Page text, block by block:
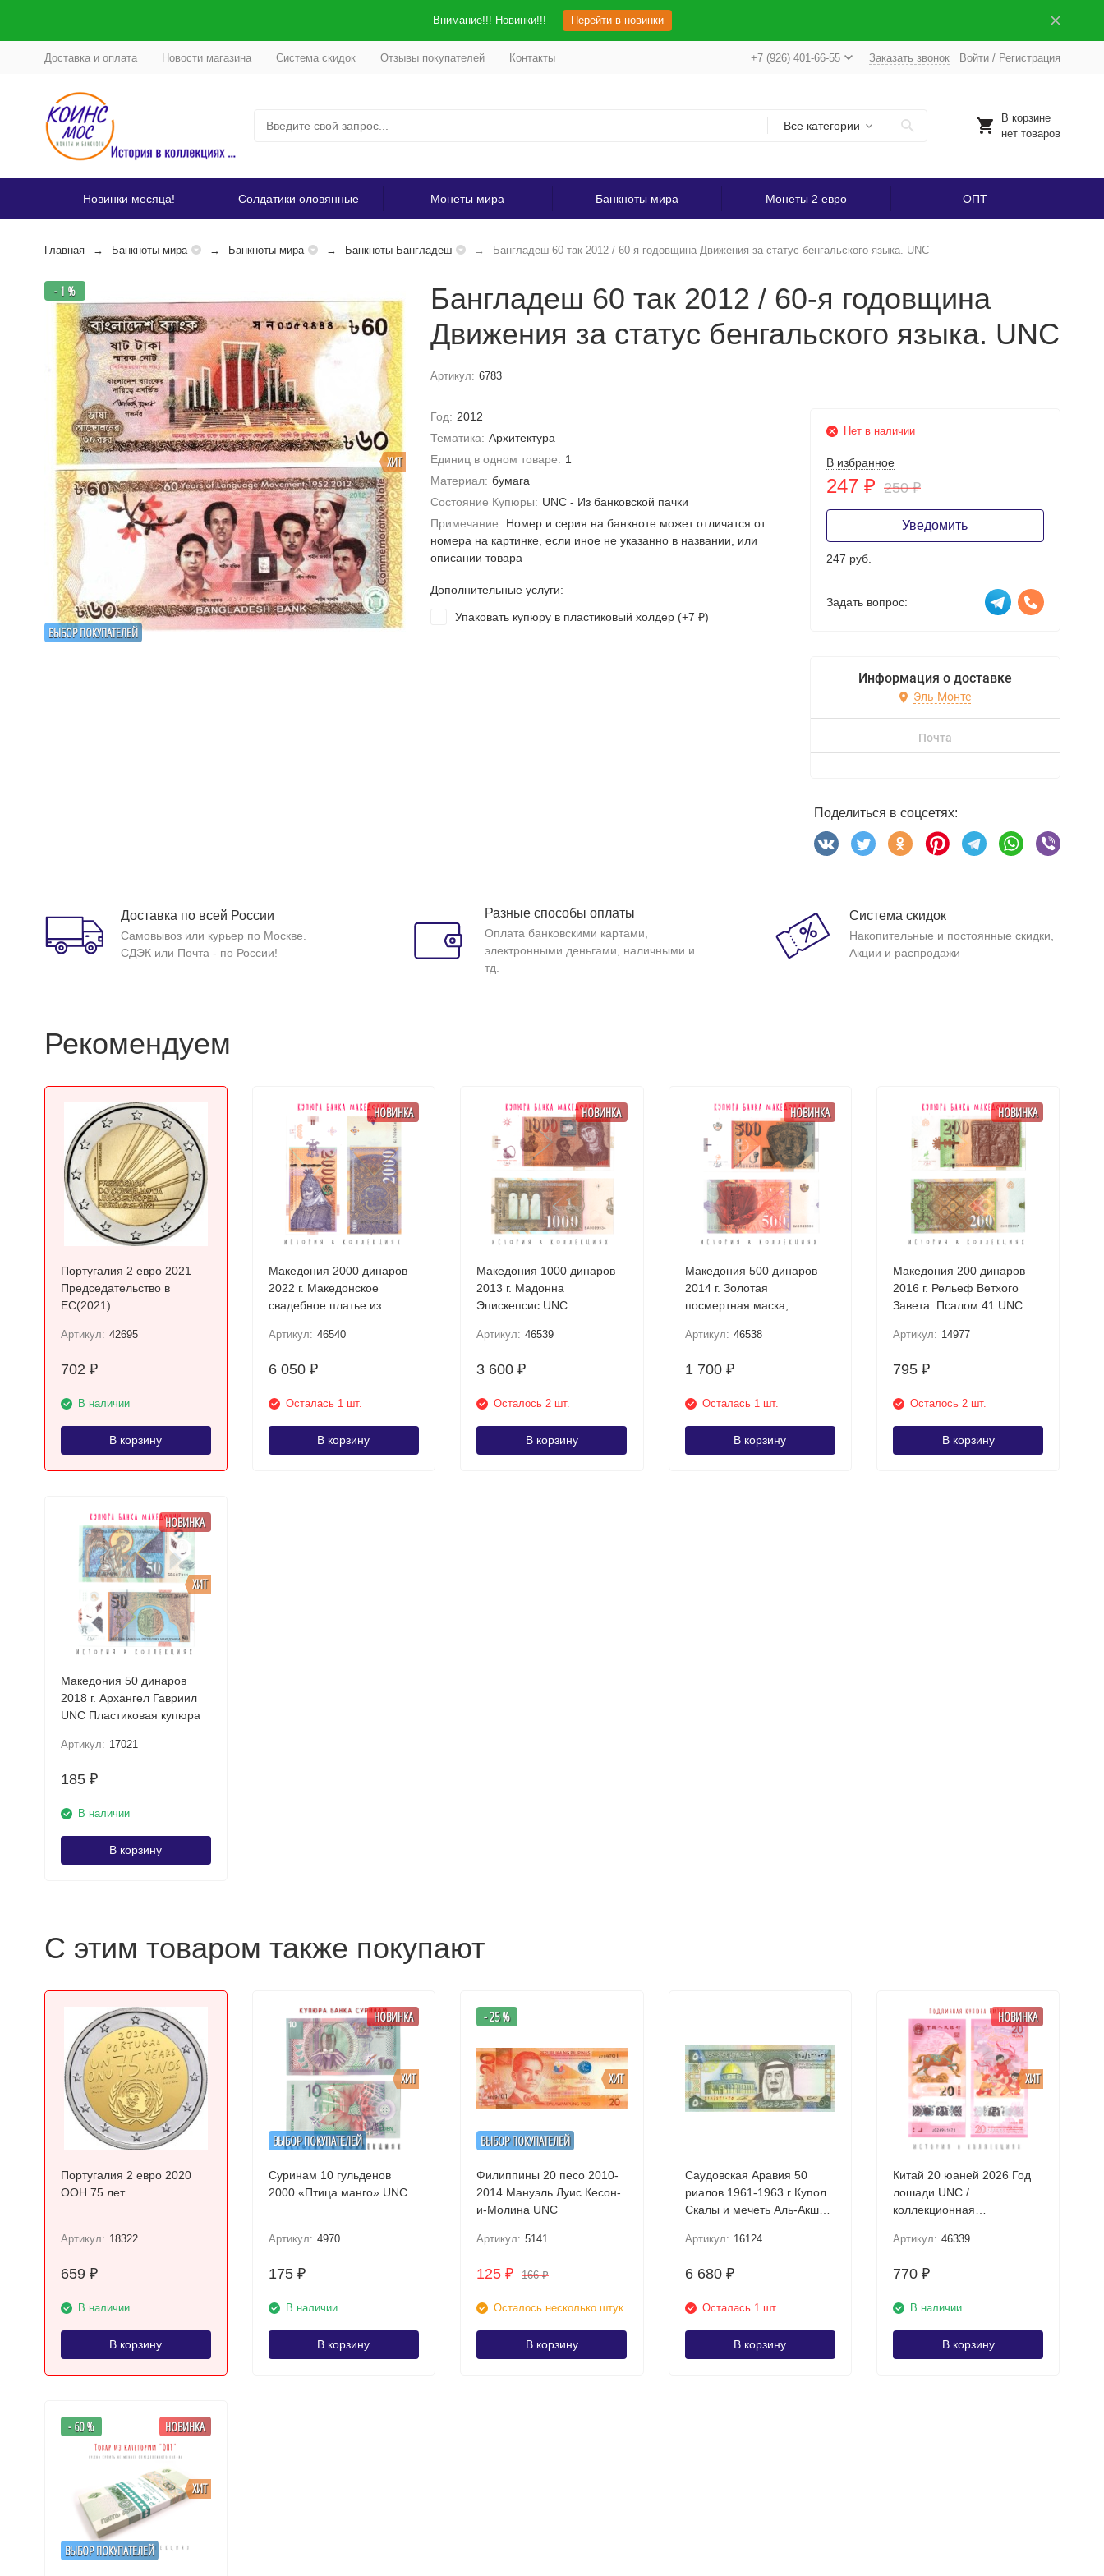
Внимание!!! Новинки!!! Перейти в новинки
Доставка и оплата Новости магазина Система скидок Отзывы покупателей Контакты +7 (926) 401-66-55 Заказать звонок Войти/ Регистрация
Все категории
В корзине
нет товаров
Новинки месяца! Солдатики оловянные Монеты мира Банкноты мира Монеты 2 евро ОПТ
Главная Банкноты мира Банкноты мира Банкноты Бангладеш Бангладеш 60 так 2012 / 60-я годовщина Движения за статус бенгальского языка. UNC
ВЫБОР ПОКУПАТЕЛЕЙ
ХИТ
- 1 %
Бангладеш 60 так 2012 / 60-я годовщина
Движения за статус бенгальского языка. UNC
Артикул: 6783
Год: 2012
Тематика: Архитектура
Единиц в одном товаре: 1
Материал: бумага
Состояние Купюры: UNC - Из банковской пачки
Примечание: Номер и серия на банкноте может отличатся от
номера на картинке, если иное не указанно в названии, или
описании товара
Дополнительные услуги:
Упаковать купюру в пластиковый холдер (+7 ₽)
Нет в наличии
В избранное
247 ₽ 250₽
Уведомить
247 руб.
Задать вопрос:
Информация о доставке
Эль-Монте
Почта
Поделиться в соцсетях:
Доставка по всей России
Самовывоз или курьер по Москве.
СДЭК или Почта - по России!
Разные способы оплаты
Оплата банковскими картами,
электронными деньгами, наличными и
тд.
Система скидок
Накопительные и постоянные скидки,
Акции и распродажи
Рекомендуем
Португалия 2 евро 2021
Председательство в
ЕС(2021)
Артикул: 42695
702 ₽
В наличии
В корзину
НОВИНКА
Македония 2000 динаров
2022 г. Македонское
свадебное платье из
Артикул: 46540
6 050 ₽
Осталась 1 шт.
В корзину
НОВИНКА
Македония 1000 динаров
2013 г. Мадонна
Эпискепсис UNC
Артикул: 46539
3 600₽
Осталось 2 шт.
В корзину
НОВИНКА
Македония 500 динаров
2014 г. Золотая
посмертная маска,
Артикул: 46538
1 700 ₽
Осталась 1 шт.
В корзину
НОВИНКА
Македония 200 динаров
2016 г. Рельеф Ветхого
Завета. Псалом 41 UNC
Артикул: 14977
795₽
Осталось 2 шт.
В корзину
ХИТ
НОВИНКА
Македония 50 динаров
2018 г. Архангел Гавриил
UNC Пластиковая купюра
Артикул: 17021
185 ₽
В наличии
В корзину
С этим товаром также покупают
Португалия 2 евро 2020
ООН 75 лет
Артикул: 18322
659 ₽
В наличии
В корзину
ВЫБОР ПОКУПАТЕЛЕЙ
ХИТ
НОВИНКА
Суринам 10 гульденов
2000 «Птица манго» UNC
Артикул: 4970
175 ₽
В наличии
В корзину
ВЫБОР ПОКУПАТЕЛЕЙ
ХИТ
- 25 %
Филиппины 20 песо 2010-
2014 Мануэль Луис Кесон-
и-Молина UNC
Артикул: 5141
125₽ 166₽
Осталось несколько штук
В корзину
Саудовская Аравия 50
риалов 1961-1963 г Купол
Скалы и мечеть Аль-Акша в
Артикул: 16124
6 680 ₽
Осталась 1 шт.
В корзину
ХИТ
НОВИНКА
Китай 20 юаней 2026 Год
лошади UNC /
коллекционная
Артикул: 46339
770₽
В наличии
В корзину
ВЫБОР ПОКУПАТЕЛЕЙ
ХИТ
- 60 % НОВИНКА